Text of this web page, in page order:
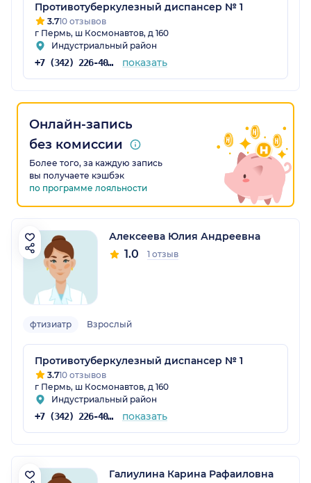
Противотуберкулезный диспансер № 1
3.710 отзывов
г Пермь, ш Космонавтов, д 160
Индустриальный район
+7 (342) 226-40-14 показать
Онлайн-запись
без комиссии
Более того, за каждую запись
вы получаете кэшбэк
по программе лояльности
Алексеева Юлия Андреевна
1.0 1 отзыв
фтизиатр Взрослый
Противотуберкулезный диспансер № 1
3.710 отзывов
г Пермь, ш Космонавтов, д 160
Индустриальный район
+7 (342) 226-40-14 показать
Галиулина Карина Рафаиловна